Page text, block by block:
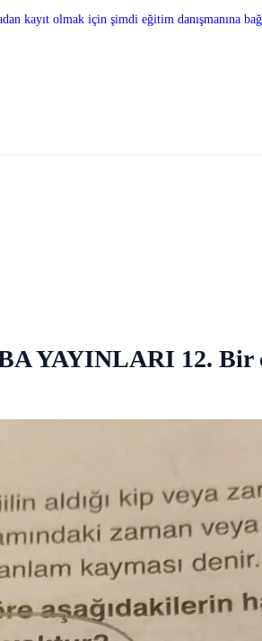
kayıt olmak için şimdi eğitim danışmanına
YAYINLARI 12. Bir